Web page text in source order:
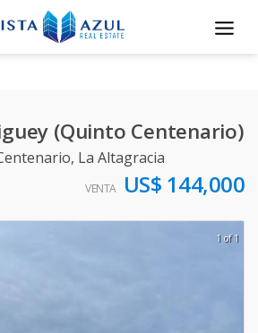
(Quinto Centenario)
, La Altagracia
VENTA US$ 144,000
1 of 1